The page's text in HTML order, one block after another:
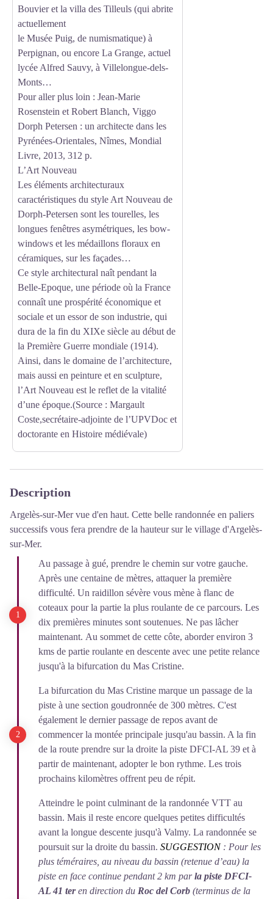
Bouvier et la villa des Tilleuls (qui abrite
actuellement
le Musée Puig, de numismatique) à
Perpignan, ou encore La Grange, actuel
lycée Alfred Sauvy, à Villelongue-dels-
Monts…
Pour aller plus loin : Jean-Marie
Rosenstein et Robert Blanch, Viggo
Dorph Petersen : un architecte dans les
Pyrénées-Orientales, Nîmes, Mondial
Livre, 2013, 312 p.
L’Art Nouveau
Les éléments architecturaux
caractéristiques du style Art Nouveau de
Dorph-Petersen sont les tourelles, les
longues fenêtres asymétriques, les bow-
windows et les médaillons floraux en
céramiques, sur les façades…
Ce style architectural naît pendant la
Belle-Epoque, une période où la France
connaît une prospérité économique et
sociale et un essor de son industrie, qui
dura de la fin du XIXe siècle au début de
la Première Guerre mondiale (1914).
Ainsi, dans le domaine de l’architecture,
mais aussi en peinture et en sculpture,
l’Art Nouveau est le reflet de la vitalité
d’une époque.(Source : Margault
Coste,secrétaire-adjointe de l’UPVDoc et
doctorante en Histoire médiévale)
Description
Argelès-sur-Mer vue d'en haut. Cette belle randonnée en paliers
successifs vous fera prendre de la hauteur sur le village d'Argelès-
sur-Mer.
Au passage à gué, prendre le chemin sur votre gauche.
Après une centaine de mètres, attaquer la première
difficulté. Un raidillon sévère vous mène à flanc de
coteaux pour la partie la plus roulante de ce parcours. Les
dix premières minutes sont soutenues. Ne pas lâcher
maintenant. Au sommet de cette côte, aborder environ 3
kms de partie roulante en descente avec une petite relance
jusqu'à la bifurcation du Mas Cristine.
La bifurcation du Mas Cristine marque un passage de la
piste à une section goudronnée de 300 mètres. C'est
également le dernier passage de repos avant de
commencer la montée principale jusqu'au bassin. A la fin
de la route prendre sur la droite la piste DFCI-AL 39 et à
partir de maintenant, adopter le bon rythme. Les trois
prochains kilomètres offrent peu de répit.
Atteindre le point culminant de la randonnée VTT au
bassin. Mais il reste encore quelques petites difficultés
avant la longue descente jusqu'à Valmy. La randonnée se
poursuit sur la droite du bassin. SUGGESTION : Pour les
plus téméraires, au niveau du bassin (retenue d’eau) la
piste en face continue pendant 2 km parla piste DFCI-
AL 41 teren direction du Roc del Corb (terminus de la